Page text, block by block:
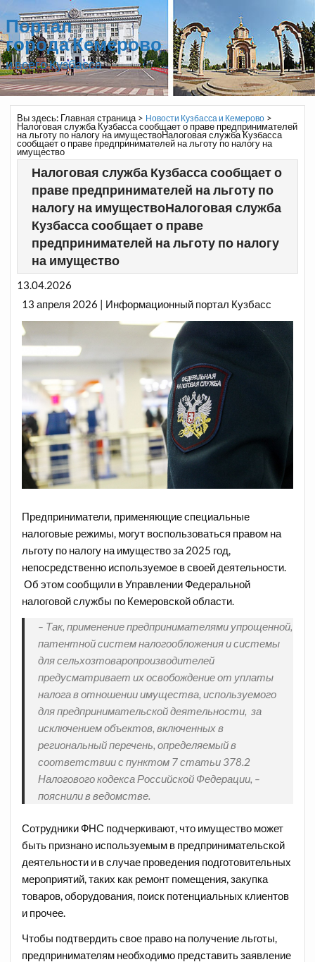
Портал
города Кемерово
и всего Кузбасса
Вы здесь: Главная страница> Новости Кузбасса и Кемерово>
Налоговая служба Кузбасса сообщает о праве предпринимателей
на льготу по налогу на имуществоНалоговая служба Кузбасса
сообщает о праве предпринимателей на льготу по налогу на
имущество
Налоговая служба Кузбасса сообщает о
праве предпринимателей на льготу по
налогу на имуществоНалоговая служба
Кузбасса сообщает о праве
предпринимателей на льготу по налогу
на имущество
13.04.2026
13 апреля 2026 | Информационный портал Кузбасс
Предприниматели, применяющие специальные
налоговые режимы, могут воспользоваться правом на
льготу по налогу на имущество за 2025 год,
непосредственно используемое в своей деятельности.
Об этом сообщили в Управлении Федеральной
налоговой службы по Кемеровской области.
– Так, применение предпринимателями упрощенной,
патентной систем налогообложения и системы
для сельхозтоваропроизводителей
предусматривает их освобождение от уплаты
налога в отношении имущества, используемого
для предпринимательской деятельности, за
исключением объектов, включенных в
региональный перечень, определяемый в
соответствии с пунктом 7 статьи 378.2
Налогового кодекса Российской Федерации, –
пояснили в ведомстве.
Сотрудники ФНС подчеркивают, что имущество может
быть признано используемым в предпринимательской
деятельности и в случае проведения подготовительных
мероприятий, таких как ремонт помещения, закупка
товаров, оборудования, поиск потенциальных клиентов
и прочее.
Чтобы подтвердить свое право на получение льготы,
предпринимателям необходимо представить заявление